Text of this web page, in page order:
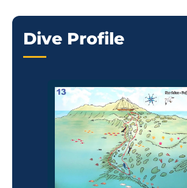
Dive Profile